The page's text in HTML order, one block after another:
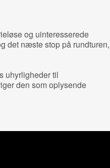
og uinteresserede
det næste stop på rundturen,
uhyrligheder til
den som oplysende